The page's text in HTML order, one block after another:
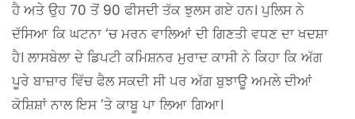
ਹੈ ਅਤੇ ਉਹ 70 ਤੋਂ 90 ਫੀਸਦੀ ਤੱਕ ਝੁਲਸ ਗਏ ਹਨ। ਪੁਲਿਸ ਨੇ
ਦੱਸਿਆ ਕਿ ਘਟਨਾ ‘ਚ ਮਰਨ ਵਾਲਿਆਂ ਦੀ ਗਿਣਤੀ ਵਧਣ ਦਾ ਖਦਸ਼ਾ
ਹੈ। ਲਾਸਬੇਲਾ ਦੇ ਡਿਪਟੀ ਕਮਿਸ਼ਨਰ ਮੁਰਾਦ ਕਾਸੀ ਨੇ ਕਿਹਾ ਕਿ ਅੱਗ
ਪੂਰੇ ਬਾਜ਼ਾਰ ਵਿੱਚ ਫੈਲ ਸਕਦੀ ਸੀ ਪਰ ਅੱਗ ਬੁਝਾਊ ਅਮਲੇ ਦੀਆਂ
ਕੋਸ਼ਿਸ਼ਾਂ ਨਾਲ ਇਸ ’ਤੇ ਕਾਬੂ ਪਾ ਲਿਆ ਗਿਆ।